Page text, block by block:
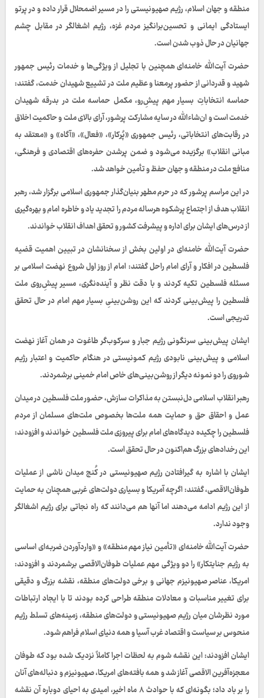
منطقه و جهان اسلام، رژیم صهیونیستی را در مسیر اضمحلال قرار داده و در پرتو
ایستادگی ایمانی و تحسین‌برانگیز مردم غزه، رژیم اشغالگر در مقابل چشم
جهانیان در حال ذوب شدن است.
حضرت آیت‌الله خامنه‌ای همچنین با تجلیل از ویژگی‌ها و خدمات رئیس جمهور
شهید و قدردانی از حضور پرمعنا و عظیم ملت در تشییع شهیدان خدمت، گفتند:
حماسه انتخاباتِ بسیار مهم پیشِ‌رو، مکمل حماسه ملت در بدرقه شهیدان
خدمت است و ان‌شاءالله در سایه مشارکت پرشور، آرای بالای ملت و حاکمیت اخلاق
در رقابت‌های انتخاباتی، رئیس جمهوری «پُرکار»، «فعال»، «آگاه» و «معتقد به
مبانی انقلاب» برگزیده ‌می‌شود و ضمن پرشدن حفره‌های اقتصادی و فرهنگی،
منافع ملت در منطقه و جهان حفظ و تأمین خواهد شد.
در این مراسم پرشور که در حرم مطهر بنیان‌گذار جمهوری اسلامی برگزار شد، رهبر
انقلاب هدف از اجتماع پرشکوه هرساله مردم را تجدید یاد و خاطره امام و بهره‌گیری
از درس‌های ایشان برای اداره و پیشرفت کشور و تحقق اهداف انقلاب خواندند.
حضرت آیت‌الله خامنه‌ای در اولین بخش از سخنانشان در تبیین اهمیت قضیه
فلسطین در افکار و آرای امام راحل گفتند: امام از روز اول شروع نهضت اسلامی بر
مسئله فلسطین تکیه کردند و با دقت نظر و آینده‌نگری، مسیر پیشِ‌روی ملت
فلسطین را پیش‌بینی کردند که این روشن‌بینیِ بسیار مهم امام در حال تحقق
تدریجی است.
ایشان پیش‌بینی سرنگونی رژیم جبار و سرکوب‌گر طاغوت در همان آغاز نهضت
اسلامی و پیش‌بینی نابودی رژیم کمونیستی در هنگام حاکمیت و اعتبار رژیم
شوروی را دو نمونه دیگر از روشن‌بینی‌های خاص امام خمینی برشمردند.
رهبر انقلاب اسلامی دل‌نبستن به مذاکرات سازش، حضور ملت فلسطین در میدان
عمل و احقاق حق و حمایت همه ملت‌ها بخصوص ملت‌های مسلمان از مردم
فلسطین را چکیده دیدگاه‌های امام برای پیروزی ملت فلسطین خواندند و افزودند:
این رخدادهای بزرگ هم‌اکنون در حال تحقق است.
ایشان با اشاره به گیرافتادن رژیم صهیونیستی در کُنج میدان ناشی از عملیات
طوفان‌الاقصی، گفتند: اگرچه آمریکا و بسیاری دولت‌های غربی همچنان به حمایت
از این رژیم ادامه می‌دهند اما آنها هم می‌دانند که راه نجاتی برای رژیم اشغالگر
وجود ندارد.
حضرت آیت‌الله خامنه‌ای «تأمین نیاز مهم منطقه» و «واردآوردن ضربه‌ای اساسی
به رژیم جنایتکار» را دو ویژگی مهم عملیات طوفان‌الاقصی برشمردند و افزودند:
امریکا، عناصر صهیونیزم جهانی و برخی دولت‌های منطقه، نقشه بزرگ و دقیقی
برای تغییر مناسبات و معادلات منطقه طراحی کرده بودند تا با ایجاد ارتباطات
مورد نظرشان میان رژیم صهیونیستی و دولت‌های منطقه‌، زمینه‌های تسلط رژیم
منحوس بر سیاست و اقتصاد غرب آسیا و همه دنیای اسلام فراهم شود.
ایشان افزودند: این نقشه شوم به لحظات اجرا کاملاً نزدیک شده بود که طوفان
معجزه‌آفرین الاقصی آغاز شد و همه بافته‌های امریکا، صهیونیزم و دنباله‌های آنان
را بر باد داد؛ بگونه‌ای که با حوادث ۸ ماه اخیر، امیدی به احیای دوباره آن نقشه